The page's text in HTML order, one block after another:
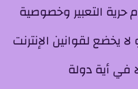
حرية التعبير وخصوصية
يخضع لقوانين الإنترنت
في أية دولة